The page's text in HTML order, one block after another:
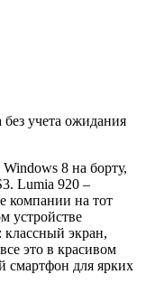
учета ожидания
8 на борту,
Lumia 920 –
компании на тот
устройстве
экран,
это в красивом
смартфон для ярких